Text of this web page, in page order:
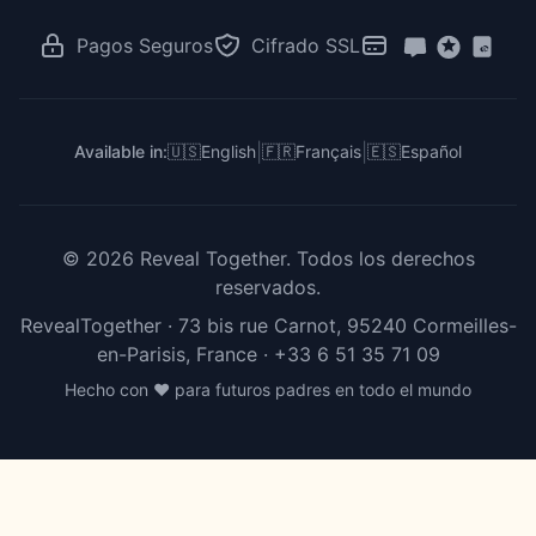
Revelación en el Trabajo
RevealTogether vs Zoom
Pagos Seguros Cifrado SSL
Available in:🇺🇸English 🇫🇷Français 🇪🇸Español
© 2026 Reveal Together. Todos los derechos
reservados.
RevealTogether · 73 bis rue Carnot, 95240 Cormeilles-
en-Parisis, France · +33 6 51 35 71 09
Hecho con ❤️ para futuros padres en todo el mundo